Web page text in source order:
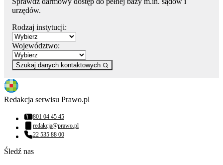
urzędów.
Rodzaj instytucji:
Województwo:
Szukaj danych kontaktowych
Redakcja serwisu Prawo.pl
Numer telefonu:
801 04 45 45
Adres email:
redakcja@prawo.pl
Numer telefonu:
22 535 88 00
Śledź nas